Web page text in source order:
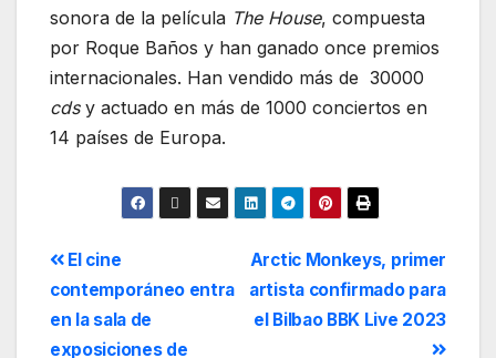
sonora de la película The House, compuesta
por Roque Baños y han ganado once premios
internacionales. Han vendido más de 30000
cdsy actuado en más de 1000 conciertos en
14 países de Europa.
Arctic Monkeys, primer
artista confirmado para
el Bilbao BBK Live 2023
El cine
contemporáneo entra
en la sala de
exposiciones de